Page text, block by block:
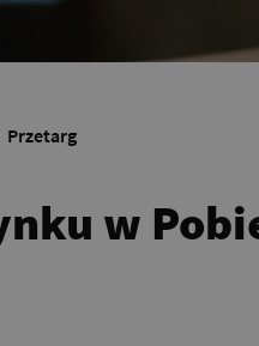
Przetarg
w